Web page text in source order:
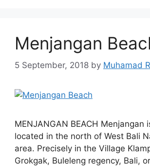
Menjangan
5 September, 2018 by Muhamad
MENJANGAN BEACH Menjangan
located in the north of West Bali
area. Precisely in the Village
Grokgak, Buleleng regency, Bali,